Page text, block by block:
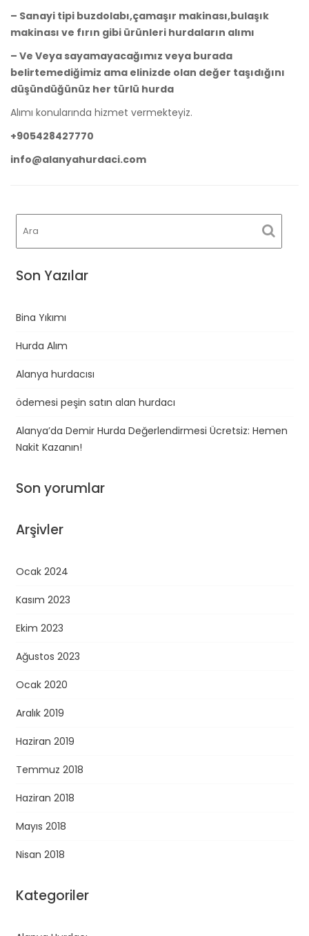
– Sanayi tipi buzdolabı,çamaşır makinası,bulaşık
makinası ve fırın gibi ürünleri hurdaların alımı
– Ve Veya sayamayacağımız veya burada
belirtemediğimiz ama elinizde olan değer taşıdığını
düşündüğünüz her türlü hurda
Alımı konularında hizmet vermekteyiz.
+905428427770
info@alanyahurdaci.com
Son Yazılar
Bina Yıkımı
Hurda Alım
Alanya hurdacısı
ödemesi peşin satın alan hurdacı
Alanya’da Demir Hurda Değerlendirmesi Ücretsiz: Hemen
Nakit Kazanın!
Son yorumlar
Arşivler
Ocak 2024
Kasım 2023
Ekim 2023
Ağustos 2023
Ocak 2020
Aralık 2019
Haziran 2019
Temmuz 2018
Haziran 2018
Mayıs 2018
Nisan 2018
Kategoriler